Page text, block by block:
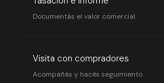
Documentás el valor comercial
Visita con compradores
Acompañás y hacés seguimiento